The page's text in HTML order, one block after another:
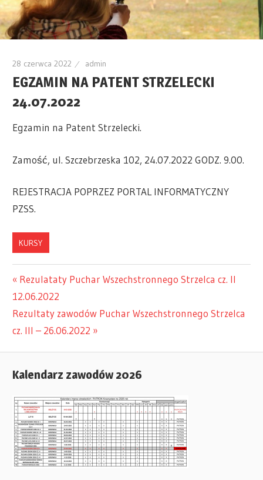
28 czerwca 2022 admin
EGZAMIN NA PATENT STRZELECKI
24.07.2022
Egzamin na Patent Strzelecki.
Zamość, ul. Szczebrzeska 102, 24.07.2022 GODZ. 9.00.
REJESTRACJA POPRZEZ PORTAL INFORMATYCZNY
PZSS.
KURSY
Nawigacja
wpisu
Previous
Post:
Rezulataty Puchar Wszechstronnego Strzelca cz. II
12.06.2022
Next
Post:
Rezultaty zawodów Puchar Wszechstronnego Strzelca
cz. III – 26.06.2022
Kalendarz zawodów 2026